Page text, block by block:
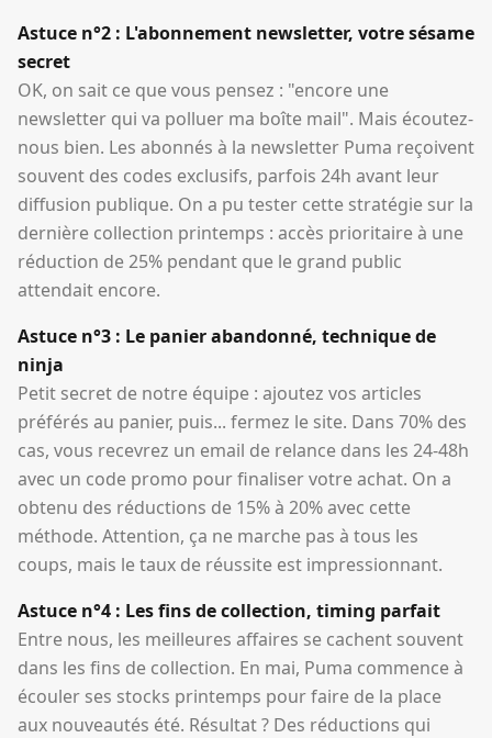
Astuce n°2 : L'abonnement newsletter, votre sésame
secret
OK, on sait ce que vous pensez : "encore une
newsletter qui va polluer ma boîte mail". Mais écoutez-
nous bien. Les abonnés à la newsletter Puma reçoivent
souvent des codes exclusifs, parfois 24h avant leur
diffusion publique. On a pu tester cette stratégie sur la
dernière collection printemps : accès prioritaire à une
réduction de 25% pendant que le grand public
attendait encore.
Astuce n°3 : Le panier abandonné, technique de
ninja
Petit secret de notre équipe : ajoutez vos articles
préférés au panier, puis... fermez le site. Dans 70% des
cas, vous recevrez un email de relance dans les 24-48h
avec un code promo pour finaliser votre achat. On a
obtenu des réductions de 15% à 20% avec cette
méthode. Attention, ça ne marche pas à tous les
coups, mais le taux de réussite est impressionnant.
Astuce n°4 : Les fins de collection, timing parfait
Entre nous, les meilleures affaires se cachent souvent
dans les fins de collection. En mai, Puma commence à
écouler ses stocks printemps pour faire de la place
aux nouveautés été. Résultat ? Des réductions qui